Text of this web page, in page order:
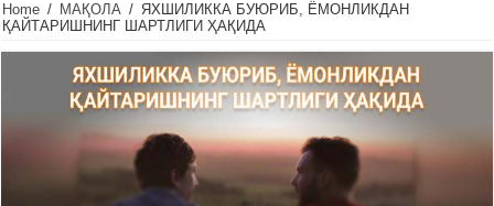
Home / МАҚОЛА / ЯХШИЛИККА БУЮРИБ, ЁМОНЛИКДАН
ҚАЙТАРИШНИНГ ШАРТЛИГИ ҲАҚИДА